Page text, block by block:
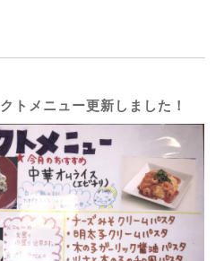
トメニュー更新しました！